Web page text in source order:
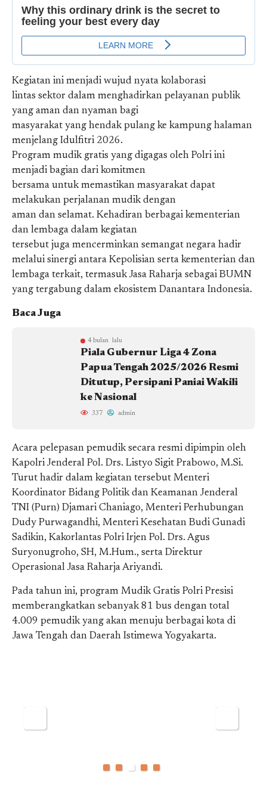
Kegiatan ini menjadi wujud nyata kolaborasi
lintas sektor dalam menghadirkan pelayanan publik
yang aman dan nyaman bagi
masyarakat yang hendak pulang ke kampung halaman
menjelang Idulfitri 2026.
Program mudik gratis yang digagas oleh Polri ini
menjadi bagian dari komitmen
bersama untuk memastikan masyarakat dapat
melakukan perjalanan mudik dengan
aman dan selamat. Kehadiran berbagai kementerian
dan lembaga dalam kegiatan
tersebut juga mencerminkan semangat negara hadir
melalui sinergi antara Kepolisian serta kementerian dan
lembaga terkait, termasuk Jasa Raharja sebagai BUMN
yang tergabung dalam ekosistem Danantara Indonesia.
Baca Juga
4 bulan lalu
Piala Gubernur Liga 4 Zona
Papua Tengah 2025/2026 Resmi
Ditutup, Persipani Paniai Wakili
ke Nasional
337 admin
Acara pelepasan pemudik secara resmi dipimpin oleh
Kapolri Jenderal Pol. Drs. Listyo Sigit Prabowo, M.Si.
Turut hadir dalam kegiatan tersebut Menteri
Koordinator Bidang Politik dan Keamanan Jenderal
TNI (Purn) Djamari Chaniago, Menteri Perhubungan
Dudy Purwagandhi, Menteri Kesehatan Budi Gunadi
Sadikin, Kakorlantas Polri Irjen Pol. Drs. Agus
Suryonugroho, SH, M.Hum., serta Direktur
Operasional Jasa Raharja Ariyandi.
Pada tahun ini, program Mudik Gratis Polri Presisi
memberangkatkan sebanyak 81 bus dengan total
4.009 pemudik yang akan menuju berbagai kota di
Jawa Tengah dan Daerah Istimewa Yogyakarta.